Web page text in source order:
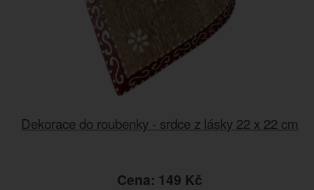
Dekorace do roubenky - srdce z lásky 22 x 22 cm
Cena: 149 Kč